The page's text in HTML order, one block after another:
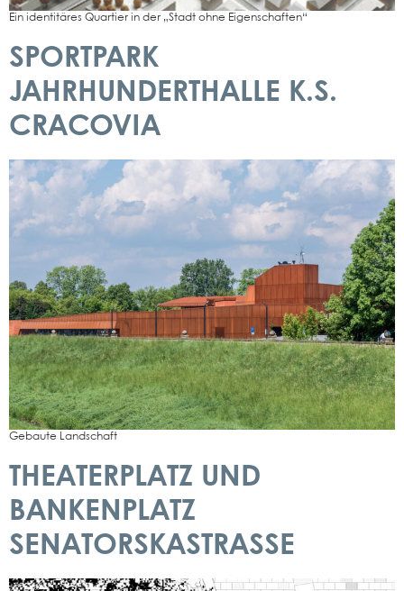
Ein iden­ti­tä­res Quar­tier in der „Stadt ohne Eigen­schaf­ten“
SPORTPARK
JAHRHUNDERTHALLE K.S.
CRACOVIA
Gebau­te Land­schaft
THEATERPLATZ UND
BANKENPLATZ
SENATORSKASTRASSE